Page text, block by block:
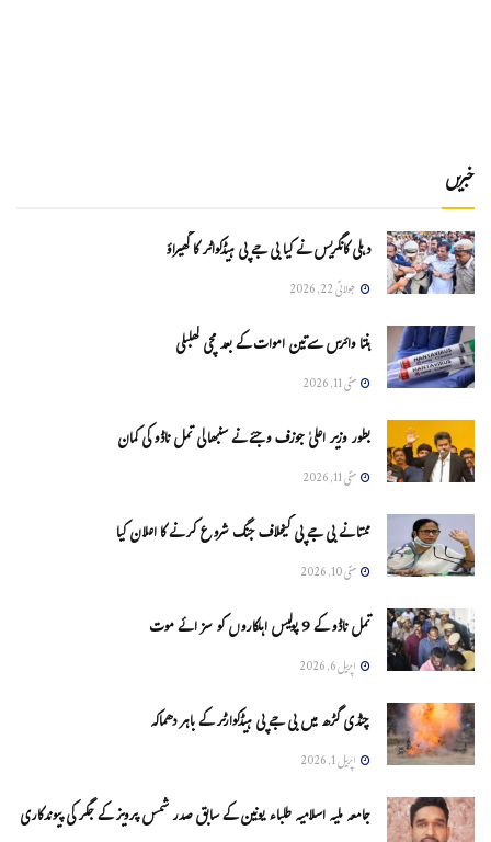
خبریں
دہلی کانگریس نے کیا بی جے پی ہیڈکواٹر کا گھیراؤ
جولائی 22, 2026
ہنتا وائرس سےتین اموات کے بعد مچی کھلبلی
مئی 11, 2026
بطور وزیر اعلیٰ جوزف وجئے نے سنبھالی تمل ناڈو کی کمان
مئی 11, 2026
ممتا نے بی جے پی کیخلاف جنگ شروع کرنے کا اعلان کیا
مئی 10, 2026
تمل ناڈو کے 9 پولیس اہلکاروں کو سزائے موت
اپریل 6, 2026
چنڈی گڑھ میں بی جے پی ہیڈکوارٹر کے باہر دھماکہ
اپریل 1, 2026
جامعہ ملیہ اسلامیہ طلباء یونین کے سابق صدر شمس پرویز کے جگر کی پیوندکاری